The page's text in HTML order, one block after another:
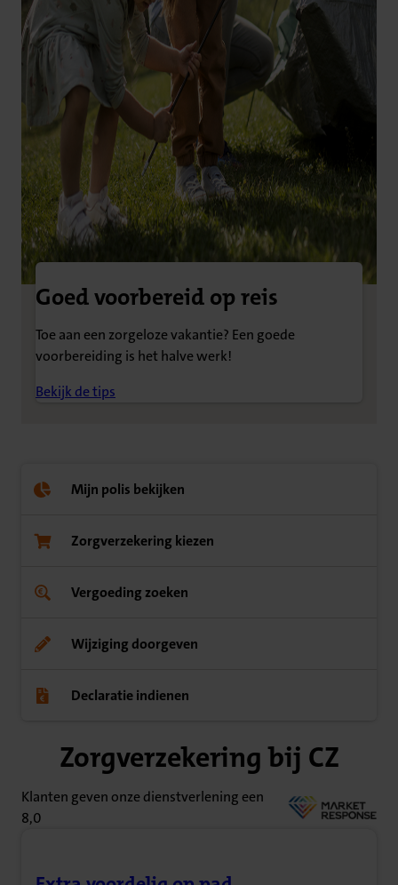
Goed voorbereid op reis
Toe aan een zorgeloze vakantie? Een goede
voorbereiding is het halve werk!
Bekijk de tips
Mijn polis bekijken
Zorgverzekering kiezen
Vergoeding zoeken
Wijziging doorgeven
Declaratie indienen
Zorgverzekering bij CZ
Klanten geven onze dienstverlening een
8,0